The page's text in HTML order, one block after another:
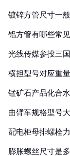
镀锌方管尺寸一
铝方管有哪些常
光线传媒参投三
横担型号对应重量
锰矿石产品化合
曲臂车规格型号
配电柜母排螺栓
膨胀螺丝尺寸是